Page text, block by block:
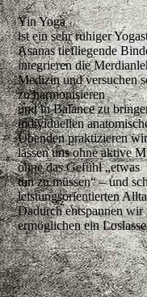
Yin Yoga
ist ein sehr ruhiger
Asanas tiefliegende
integrieren die
Medizin und versuchen
zu harmonisieren
und in Balance zu
individuellen
Übenden praktizieren
lassen uns ohne aktive
ohne das Gefühl „etwas
tun zu müssen“ – und
leistungsorientierten
Dadurch entspannen
ermöglichen ein